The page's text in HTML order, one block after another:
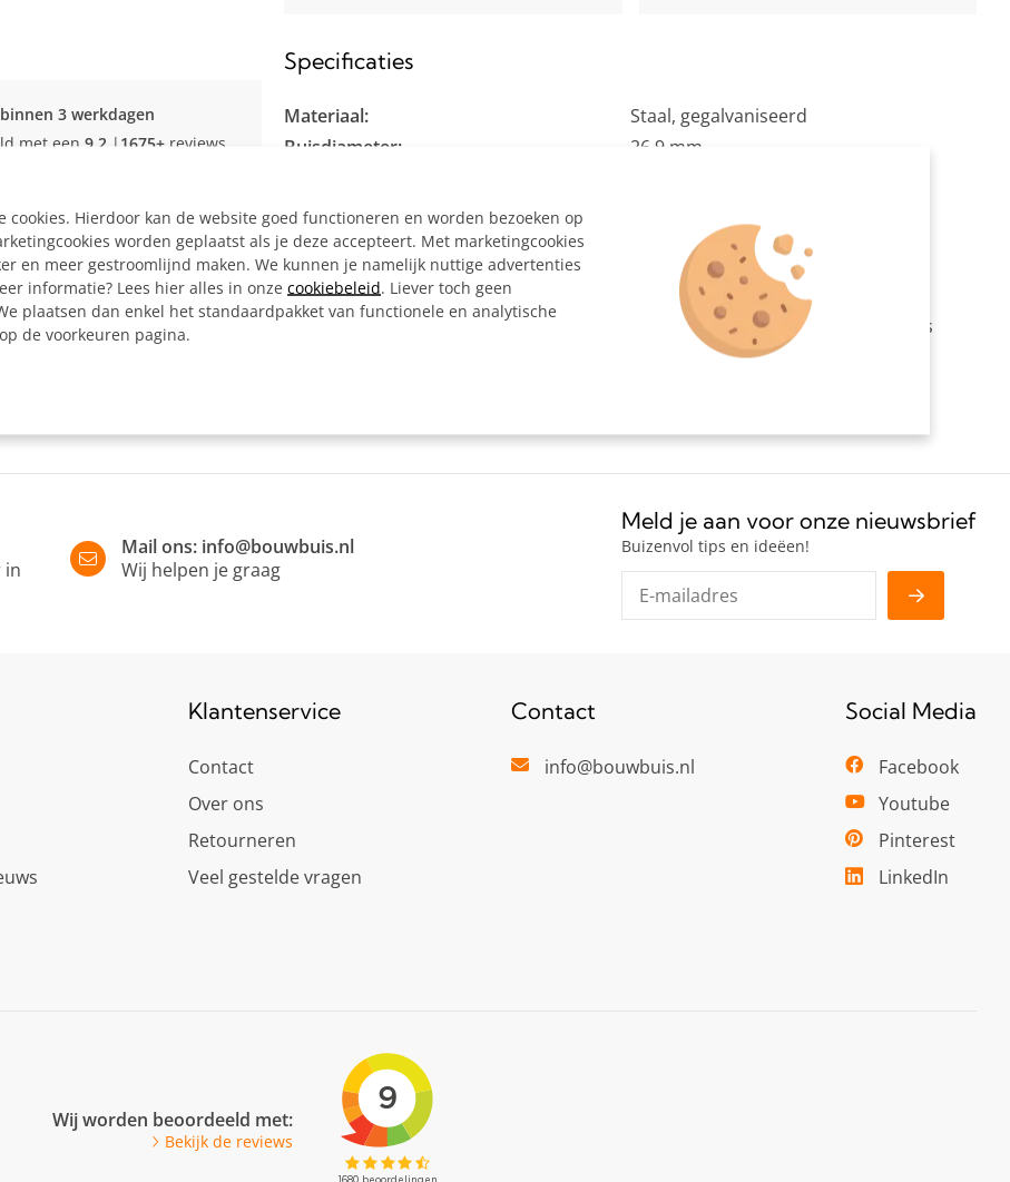
binnen 3 werkdagen
met een 9.2 | 1675+ reviews
Specificaties
Materiaal:
Staal, gegalvaniseerd
Buisdiameter:
26.9 mm
Artikelnummer:
Omschrijving
Kapbeugel voor het monteren van (houten) bladen op een buizenframe zoals
in
Mail ons: info@bouwbuis.nl
Wij helpen je graag
Meld je aan voor onze nieuwsbrief
Buizenvol tips en ideëen!
Klantenservice
Contact
Over ons
Retourneren
Veel gestelde vragen
Contact
info@bouwbuis.nl
Social Media
Facebook
Youtube
Pinterest
LinkedIn
Wij worden beoordeeld met:
Bekijk de reviews
Hierdoor kan de website goed functioneren en worden bezoeken op
worden geplaatst als je deze accepteert. Met marketingcookies
en meer gestroomlijnd maken. We kunnen je namelijk nuttige advertenties
informatie? Lees hier alles in onze cookiebeleid. Liever toch geen
plaatsen dan enkel het standaardpakket van functionele en analytische
de voorkeuren pagina.